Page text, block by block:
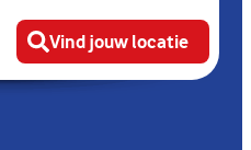
Vind jouw locatie